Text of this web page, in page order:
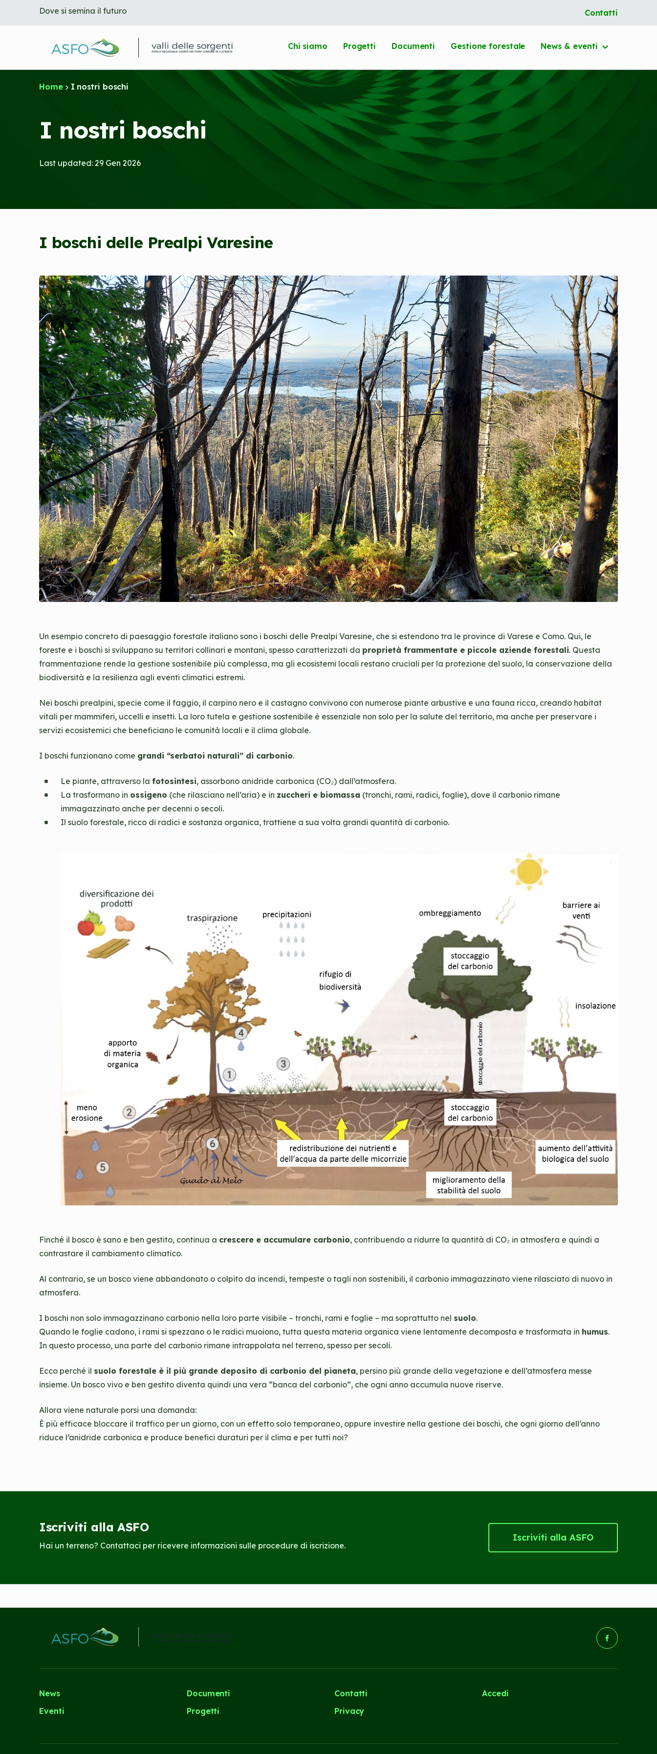
m
Dove si semina il futuro Contatti
Chi siamo Progetti Documenti Gestione forestale News & eventi
Home I nostri boschi
I nostri boschi
Last updated: 29 Gen 2026
I boschi delle Prealpi Varesine
Un esempio concreto di paesaggio forestale italiano sono i boschi delle Prealpi Varesine, che si estendono tra le province di Varese e Como. Qui, le
foreste e i boschi si sviluppano su territori collinari e montani, spesso caratterizzati da proprietà frammentate e piccole aziende forestali. Questa
frammentazione rende la gestione sostenibile più complessa, ma gli ecosistemi locali restano cruciali per la protezione del suolo, la conservazione della
biodiversità e la resilienza agli eventi climatici estremi.
Nei boschi prealpini, specie come il faggio, il carpino nero e il castagno convivono con numerose piante arbustive e una fauna ricca, creando habitat
vitali per mammiferi, uccelli e insetti. La loro tutela e gestione sostenibile è essenziale non solo per la salute del territorio, ma anche per preservare i
servizi ecosistemici che beneficiano le comunità locali e il clima globale.
I boschi funzionano come grandi “serbatoi naturali” di carbonio.
Le piante, attraverso la fotosintesi, assorbono anidride carbonica (CO₂) dall’atmosfera.
La trasformano in ossigeno (che rilasciano nell’aria) e in zuccheri e biomassa (tronchi, rami, radici, foglie), dove il carbonio rimane
immagazzinato anche per decenni o secoli.
Il suolo forestale, ricco di radici e sostanza organica, trattiene a sua volta grandi quantità di carbonio.
Finché il bosco è sano e ben gestito, continua a crescere e accumulare carbonio, contribuendo a ridurre la quantità di CO₂ in atmosfera e quindi a
contrastare il cambiamento climatico.
Al contrario, se un bosco viene abbandonato o colpito da incendi, tempeste o tagli non sostenibili, il carbonio immagazzinato viene rilasciato di nuovo in
atmosfera.
I boschi non solo immagazzinano carbonio nella loro parte visibile – tronchi, rami e foglie – ma soprattutto nel suolo.
Quando le foglie cadono, i rami si spezzano o le radici muoiono, tutta questa materia organica viene lentamente decomposta e trasformata in humus.
In questo processo, una parte del carbonio rimane intrappolata nel terreno, spesso per secoli.
Ecco perché il suolo forestale è il più grande deposito di carbonio del pianeta, persino più grande della vegetazione e dell’atmosfera messe
insieme. Un bosco vivo e ben gestito diventa quindi una vera “banca del carbonio”, che ogni anno accumula nuove riserve.
Allora viene naturale porsi una domanda:
È più efficace bloccare il traffico per un giorno, con un effetto solo temporaneo, oppure investire nella gestione dei boschi, che ogni giorno dell’anno
riduce l’anidride carbonica e produce benefici duraturi per il clima e per tutti noi?
Iscriviti alla ASFO
Hai un terreno? Contattaci per ricevere informazioni sulle procedure di iscrizione.
Iscriviti alla ASFO
(Opens in a new tab/
News
Eventi
Documenti
Progetti
Contatti
Privacy
Accedi